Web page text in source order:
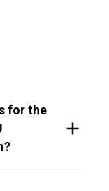
for the